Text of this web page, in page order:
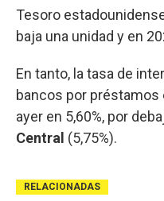
Tesoro
baja una unidad y en
En tanto, la tasa de
bancos por préstamos
ayer en 5,60%, por
Central (5,75%).
RELACIONADAS